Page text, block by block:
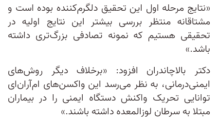
«نتایج مرحله اول این تحقیق دلگرم‌کننده بوده است و
مشتاقانه منتظر بررسی بیشتر این نتایج اولیه در
تحقیقی هستیم که نمونه تصادفی بزرگ‌تری داشته
باشد.»
دکتر بالاچاندران افزود: «برخلاف دیگر روش‌های
ایمنی‌درمانی، به نظر می‌رسد این واکسن‌های ام‌آران‌ای
توانایی تحریک واکنش دستگاه ایمنی را در بیماران
مبتلا به سرطان لوزالمعده داشته باشند.»